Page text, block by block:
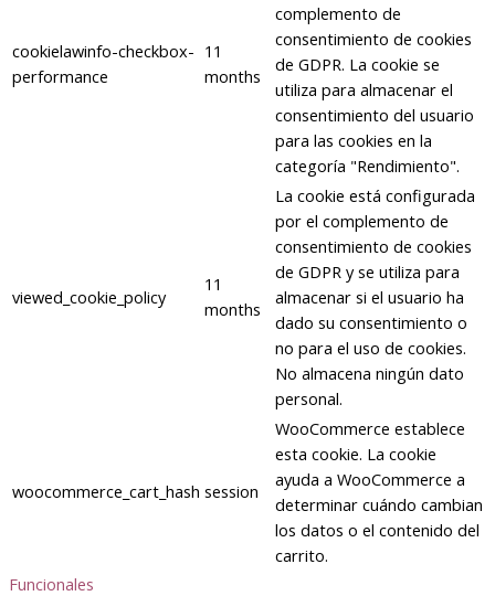
cookielawinfo-checkbox-
performance
11
months
complemento de
consentimiento de cookies
de GDPR. La cookie se
utiliza para almacenar el
consentimiento del usuario
para las cookies en la
categoría "Rendimiento".
viewed_cookie_policy
11
months
La cookie está configurada
por el complemento de
consentimiento de cookies
de GDPR y se utiliza para
almacenar si el usuario ha
dado su consentimiento o
no para el uso de cookies.
No almacena ningún dato
personal.
woocommerce_cart_hash session
WooCommerce establece
esta cookie. La cookie
ayuda a WooCommerce a
determinar cuándo cambian
los datos o el contenido del
carrito.
Funcionales